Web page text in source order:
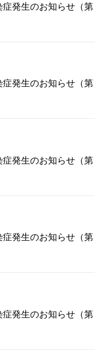
発生のお知らせ（第
発生のお知らせ（第
発生のお知らせ（第
発生のお知らせ（第
発生のお知らせ（第